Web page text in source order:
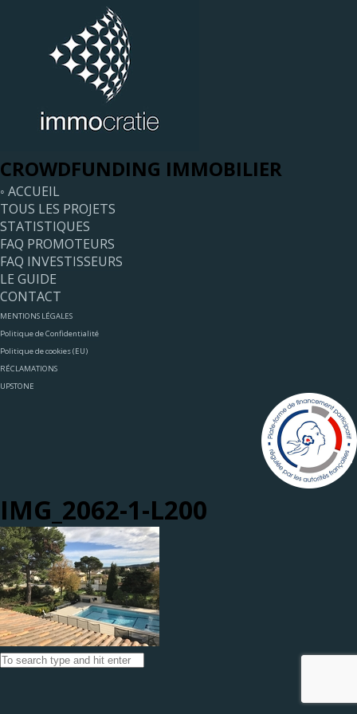
CROWDFUNDING IMMOBILIER
◦ ACCUEIL
TOUS LES PROJETS
STATISTIQUES
FAQ PROMOTEURS
FAQ INVESTISSEURS
LE GUIDE
CONTACT
MENTIONS LÉGALES
Politique de Confidentialité
Politique de cookies (EU)
RÉCLAMATIONS
UPSTONE
IMG_2062-1-L200